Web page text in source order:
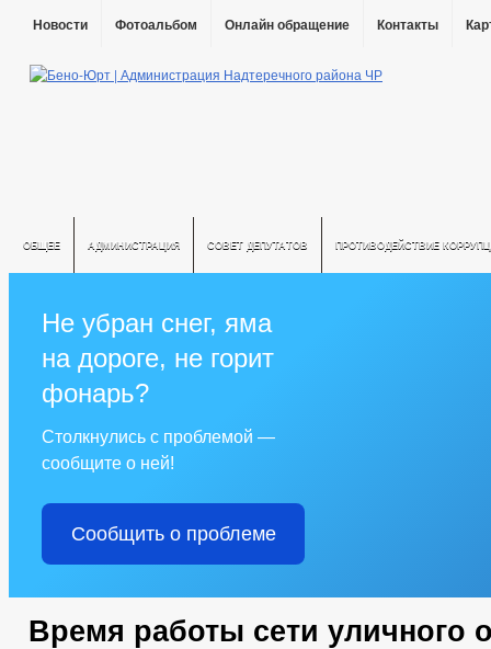
Новости Фотоальбом Онлайн обращение Контакты
ОБЩЕЕ АДМИНИСТРАЦИЯ СОВЕТ ДЕПУТАТОВ ПРОТИВОДЕЙСТВИЕ
Не убран снег, яма
на дороге, не горит
фонарь?
Столкнулись с проблемой —
сообщите о ней!
Сообщить о проблеме
Время работы сети уличного